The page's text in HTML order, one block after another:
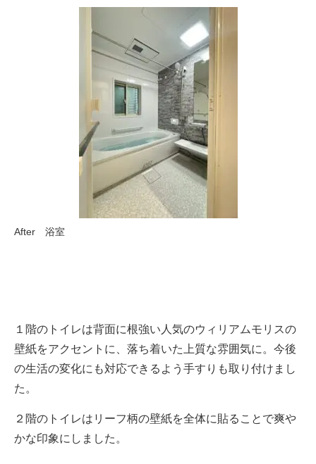
After 浴室
１階のトイレは背面に根強い人気のウィリアムモリスの
壁紙をアクセントに、落ち着いた上質な雰囲気に。今後
の生活の変化にも対応できるよう手すりも取り付けまし
た。
２階のトイレはリーフ柄の壁紙を全体に貼ることで爽や
かな印象にしました。